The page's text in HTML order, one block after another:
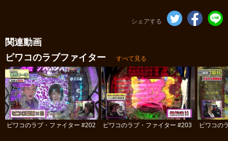
シェアする
関連動画
ビワコのラブファイター
すべて見る
ビワコのラブ・ファイター #202 ビワコのラブ・ファイター #203 ビワコの